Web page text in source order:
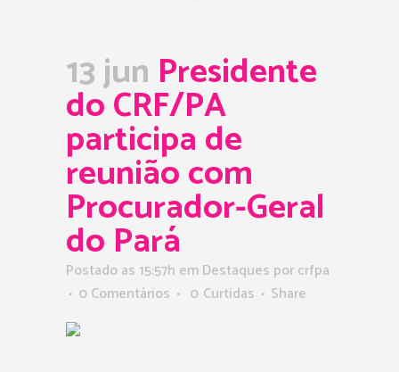
13 jun Presidente
do CRF/PA
participa de
reunião com
Procurador-Geral
do Pará
Postado as 15:57h emDestaques porcrfpa
0 Comentários
0 Curtidas Share